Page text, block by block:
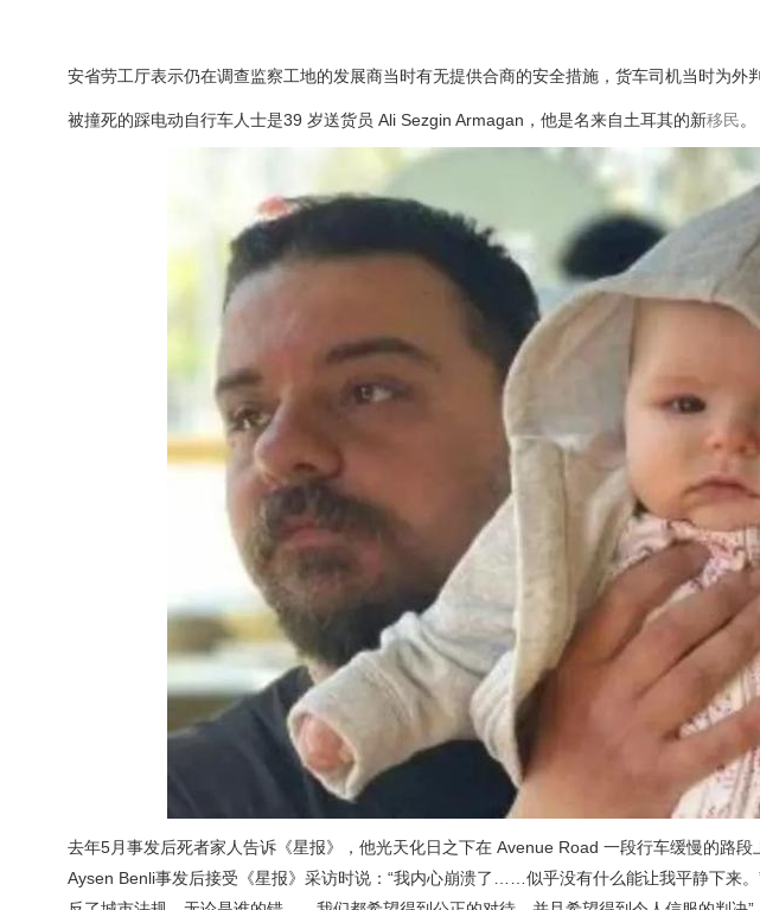
安省劳工厅表示仍在调查监察工地的发展商当时有无提供合商的安全措施，货车司机当时为外
被撞死的踩电动自行车人士是39 岁送货员 Ali Sezgin Armagan，他是名来自土耳其的新移民。
去年5月事发后死者家人告诉《星报》，他光天化日之下在 Avenue Road 一段行车缓慢的路
Aysen Benli事发后接受《星报》采访时说：“我内心崩溃了……似乎没有什么能让我平静下来